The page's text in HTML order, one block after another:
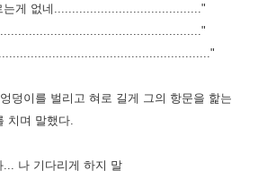
는게 없네........................................."
덩이를 벌리고 혀로 길게 그의 항문을 핥는
치며 말했다.
... 나 기다리게 하지 말